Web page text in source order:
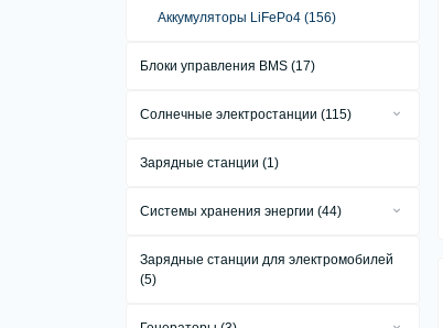
Аккумуляторы LiFePo4 (156)
Блоки управления BMS (17)
Солнечные электростанции (115)
(34)
электростанции (10)
Гибридные солнечные электростанции
Зарядные станции (1)
Системы хранения энергии (44)
(16)
Зарядные станции для электромобилей
(5)